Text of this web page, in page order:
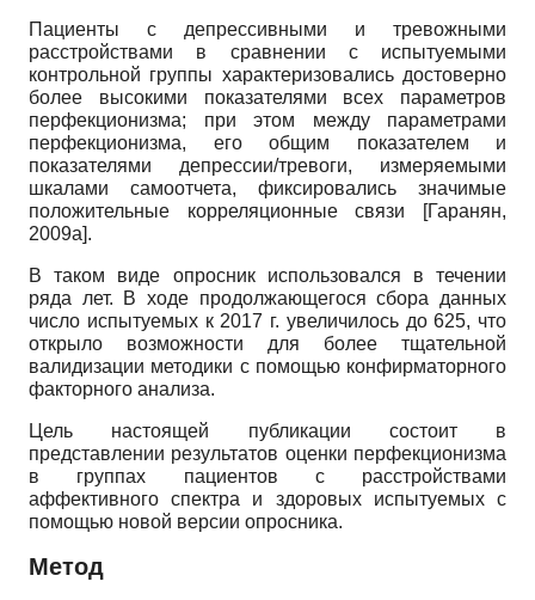
Пациенты с депрессивными и тревожными
расстройствами в сравнении с испытуемыми
контрольной группы характеризовались достоверно
более высокими показателями всех параметров
перфекционизма; при этом между параметрами
перфекционизма, его общим показателем и
показателями депрессии/тревоги, измеряемыми
шкалами самоотчета, фиксировались значимые
положительные корреляционные связи
[Гаранян,
2009а].
В таком виде опросник использовался в течении
ряда лет. В ходе продолжающегося сбора данных
число испытуемых к 2017 г. увеличилось до625, что
открыло возможности для более тщательной
валидизации методики с помощью конфирматорного
факторного анализа.
Цель настоящей публикации состоит в
представлении результатов оценки перфекционизма
в группах пациентов с расстройствами
аффективного спектра и здоровых испытуемых с
помощью новой версии опросника.
Метод